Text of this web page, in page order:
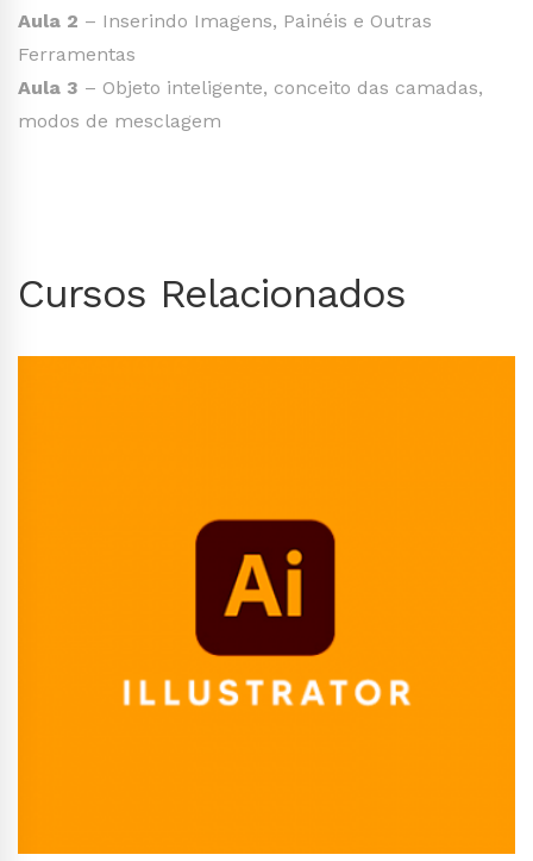
Aula 2 – Inserindo Imagens, Painéis e Outras
Ferramentas
Aula 3 – Objeto inteligente, conceito das camadas,
modos de mesclagem
Cursos Relacionados